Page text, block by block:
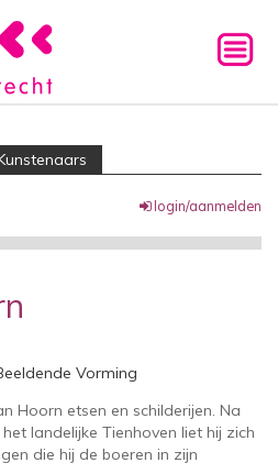
login/aanmelden
Vorming
Hoorn etsen en schilderijen. Na
landelijke Tienhoven liet hij zich
die hij de boeren in zijn